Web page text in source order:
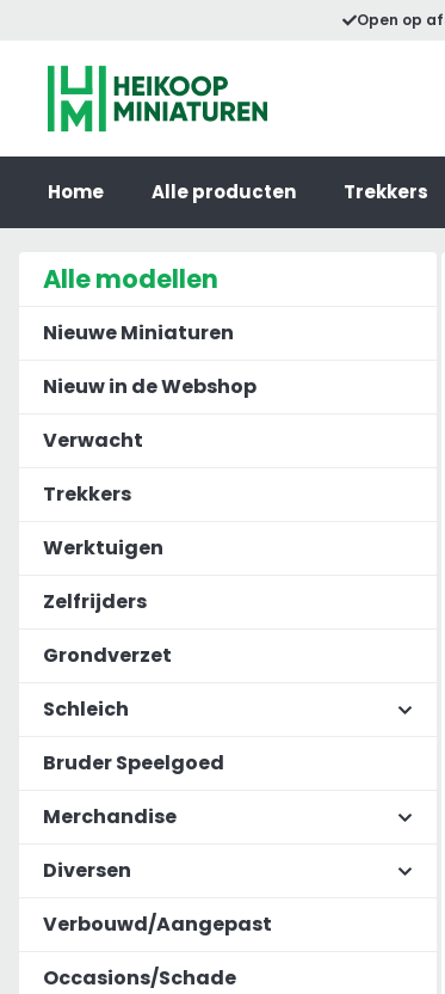
inhoud
Open op
Home Alle producten Trekkers
Alle modellen
Nieuwe Miniaturen
Nieuw in de Webshop
Verwacht
Trekkers
Werktuigen
Zelfrijders
Grondverzet
Schleich
Bruder Speelgoed
Merchandise
Diversen
Verbouwd/Aangepast
Occasions/Schade